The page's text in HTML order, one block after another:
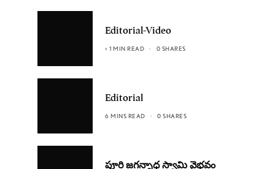
Editorial-Video
< 1 MIN READ 0 SHARES
Editorial
6 MINS READ 0 SHARES
పూరి జగన్నాధ స్వామి వైభవం